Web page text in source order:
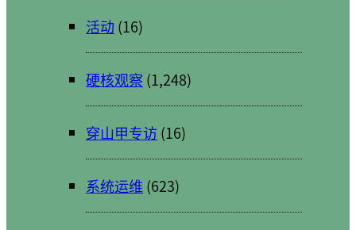
活动 (16)
硬核观察 (1,248)
穿山甲专访(16)
系统运维 (623)